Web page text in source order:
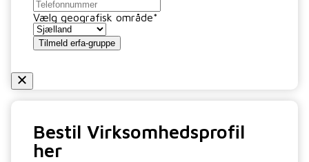
Vælg geografisk område*
Tilmeld erfa-gruppe
Bestil Virksomhedsprofil
her